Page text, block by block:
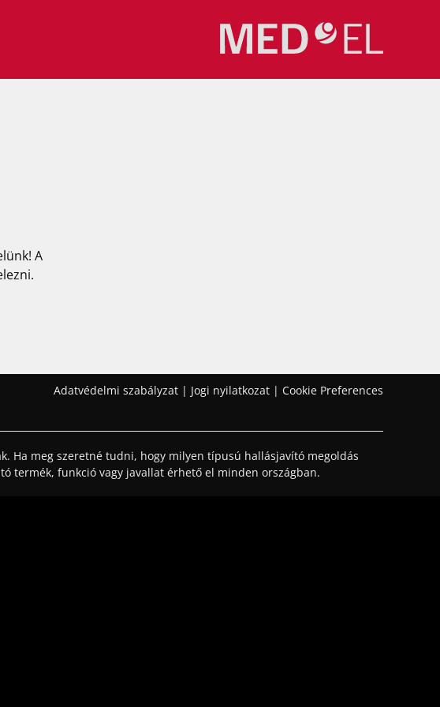
A
Adatvédelmi szabályzat | Jogi nyilatkozat | Cookie Preferences
Ha meg szeretné tudni, hogy milyen típusú hallásjavító megoldás
termék, funkció vagy javallat érhető el minden országban.